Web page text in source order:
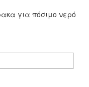
για πόσιμο νερό